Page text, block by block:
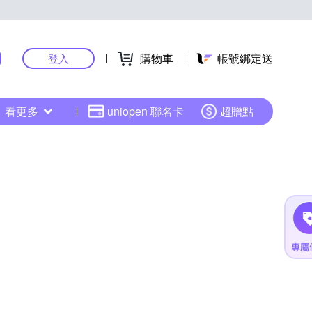
登入 購物車 帳號綁定送
看更多 uniopen 聯名卡 超贈點